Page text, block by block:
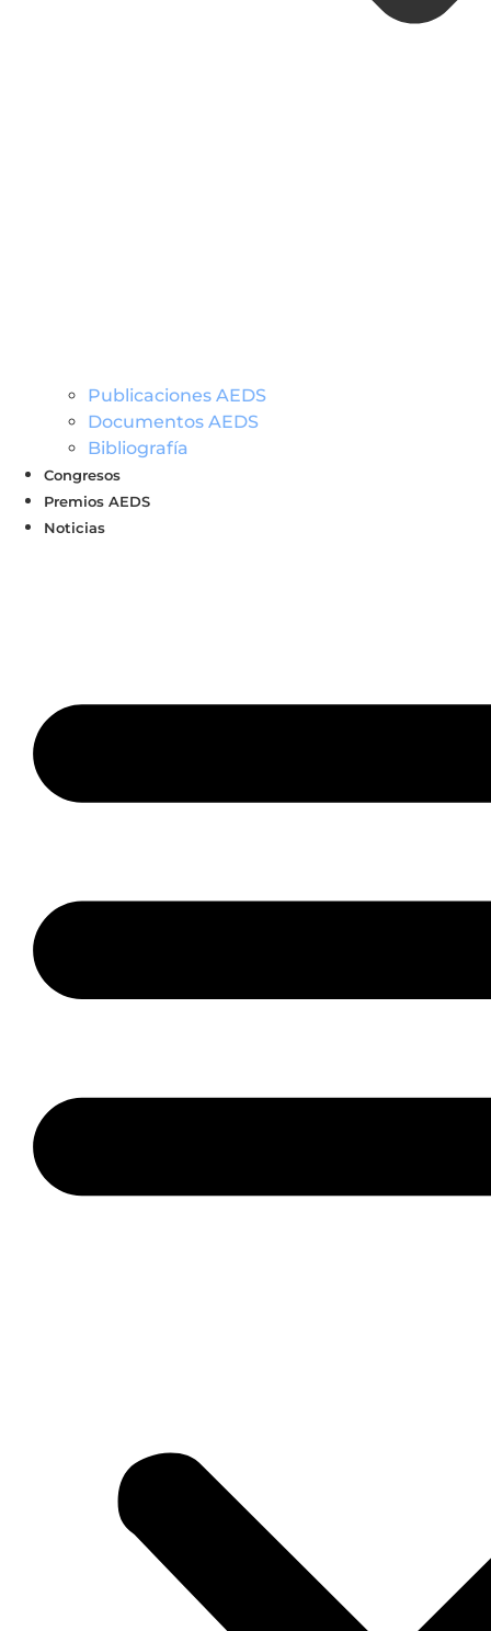
Publicaciones AEDS
Documentos AEDS
Bibliografía
Congresos
Premios AEDS
Noticias